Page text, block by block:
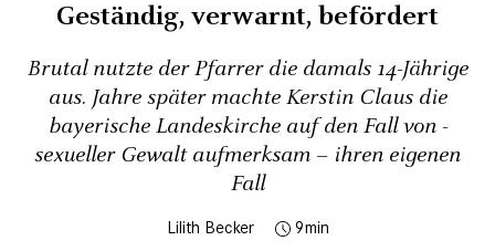
Geständig, verwarnt, befördert
Brutal nutzte der Pfarrer die damals 14-Jährige
aus. Jahre später machte Kerstin Claus die
bayerische Landeskirche auf den Fall von ­
sexueller Gewalt ­aufmerksam – ihren eigenen
Fall
Lilith Becker 9